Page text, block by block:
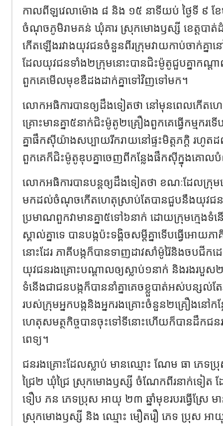
កាលពីឡវេលាម៉ោង ៨ និង ១៥ នាទីយប់ ថ្ងៃទី ៩ ខែ
ចំណុចភូមិរាមគន់ ឃុំគារ ស្រុកមោងឫស្សី ខេត្តបា
កើតឡើងរវាងយុវជនចំនួនពីរក្រុមវាយកាប់ចាក់គ្នា
ដែលយុវជនទាំង២ក្រុមនោះបានជិះម៉ូតូជួបគ្នាកណ្
ពួកគេមើលមុខឌឺដងដាក់គ្នាទៅវិញទៅមក។
លោកអធិការបានឲ្យដឹងទៀតថា នៅមុនពេលកើតហ
គ្រោះមានគ្នា៥នាក់ជិះម៉ូតូ២គ្រឿងពួកគេធ្វើកម្មករ
គ្នាផឹកស៊ីយ៉ាងសប្បាយរីករាយនៅផ្ទះមិត្តភក្តិ រហូត
ពួកគេក៏ជិះម៉ូតូឌុបគ្នាចេញពីកន្លែងផឹកស៊ីក្នុងគោល
លោកអធិការបានបន្តឲ្យដឹងទៀតថា ខណៈដែលក្រុមក្
មកដល់ចំណុចកើតហេតុស្រាប់តែបានជួបនឹងយុវជ
ប្រមាណពួកវាមានគ្នា៥ទៅ៦នាក់ ដោយក្រុមក្មេងទំ
ស្គាល់គ្នាទេ បានបង្កប៉ះទង្គិចសម្តីគ្នាទើបធ្វើអ
នោះដែរ ភាគីបង្កក៏បានទាញដាវសាំម៉ូរ៉ៃនិងចបជីក
យុវជនរងគ្រោះបណ្តាលឲ្យស្លាប់១នាក់ និងរងរបួស
ទំនើងជាជនបង្កក៏បាននាំគ្នាគេចខ្លួបាត់អស់បន្ស
របស់ក្រុមអ្នកបង្កនិងអ្នករងគ្រោះចំនួន២គ្រឿងនៅក
ហេតុសមត្ថកិច្ចបានចុះទៅទីនោះហើយក៏បានដឹកជនរ
ពេទ្យ។
ជនរងគ្រោះដែលស្លាប់ មានឈ្មោះ ណែម ធា ភេទ
ជ្រៃ២ ឃុំជ្រៃ ស្រុកមោងឫស្សី ចំណែកពីរនាក់ទៀត
ទឿប ភន ភេទប្រុស អាយុ ២៣ ឆ្នាំមុខរបរធ្វើស្រែ
ស្រុកមោងឫស្សី និង ឈ្មោះ មឿតរឿ ភេទ ប្រុស អាយុ